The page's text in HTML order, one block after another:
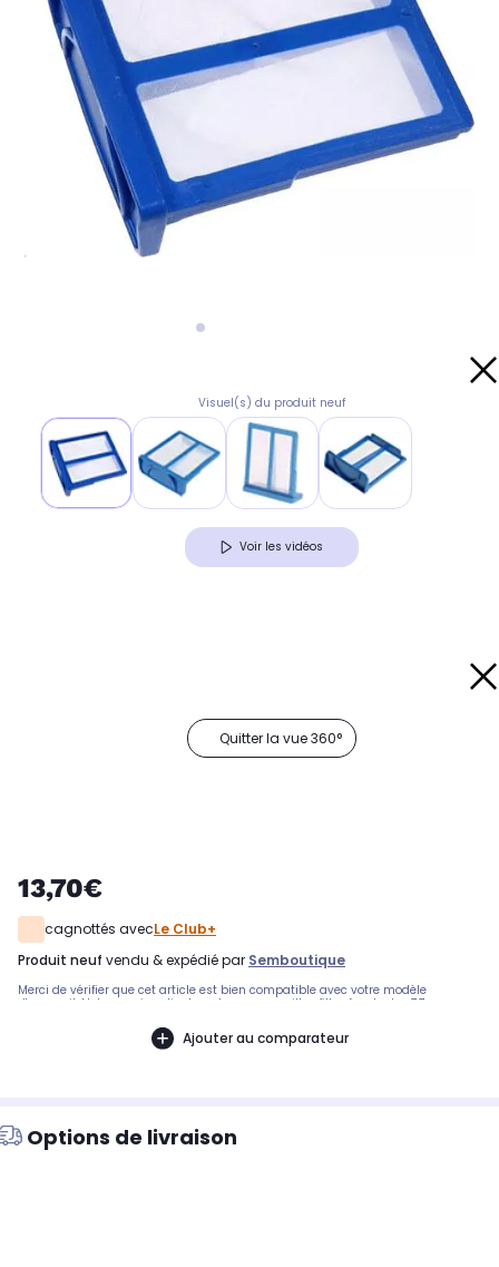
Visuel(s) du produit neuf
Voir les vidéos
Quitter la vue 360°
13,70€
cagnottés avecLe Club+
produit neuf vendu & expédié par Semboutique
Merci de vérifier que cet article est bien compatible avec votre modèle
d'appareil. Notre service client peut vous conseiller. filtre à peluche, 7,7cm,
avec les marques : BOSCH.Compatible avec le modèle suivant : BOSCH:
Ajouter au comparateur
Options de livraison